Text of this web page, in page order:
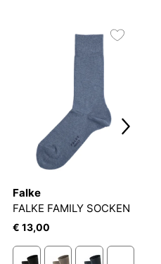
Falke
FALKE FAMILY SOCKEN
€ 13,00